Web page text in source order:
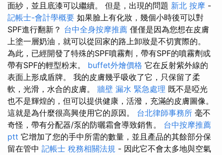
面紗，並且底漆可以繼續。 但是，出現的問題 新北 按摩 -
記帳士-會計學概要 如果臉上有化妝，幾個小時後可以對
SPF進行翻新？ 台中全身按摩推薦 僅僅是因為您想在皮膚
上塗一層奶油，就可以從回家的路上卸妝是不切實際的。
為此，已經開發了特殊的SPF噴霧劑，帶有SPF的噴霧劑或
帶有SPF的輕型粉末。 buffet外燴價格 它在反射紫外線的
表面上形成盾牌。 我的皮膚幾乎吸收了它，只保留了柔
軟，光滑，水合的皮膚。 牆壁 漏水 緊急處理 既不是啞光
也不是輝煌的，但可以提供健康，活潑，充滿的皮膚圖像。
這就是為什麼很高興使用它的原因。 台北律師事務所 毫不
奇怪，帶有分配器/泵的防曬霜會導致銷售。 台中按摩推薦
ptt 它增加了您的手中所需的數量，並且產品的其餘部分保
留在管中 記帳士 稅務相關法規 - 因此它不會太多地與空氣